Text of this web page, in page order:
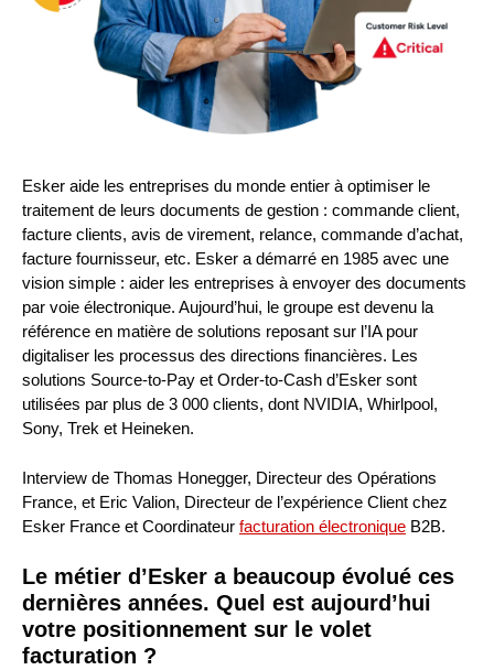
Esker aide les entreprises du monde entier à optimiser le
traitement de leurs documents de gestion : commande client,
facture clients, avis de virement, relance, commande d’achat,
facture fournisseur, etc. Esker a démarré en 1985 avec une
vision simple : aider les entreprises à envoyer des documents
par voie électronique. Aujourd’hui, le groupe est devenu la
référence en matière de solutions reposant sur l’IA pour
digitaliser les processus des directions financières. Les
solutions Source-to-Pay et Order-to-Cash d’Esker sont
utilisées par plus de 3 000 clients, dont NVIDIA, Whirlpool,
Sony, Trek et Heineken.
Interview de Thomas Honegger, Directeur des Opérations
France, et Eric Valion, Directeur de l’expérience Client chez
Esker France et Coordinateur facturation électronique B2B.
Le métier d’Esker a beaucoup évolué ces
dernières années. Quel est aujourd’hui
votre positionnement sur le volet
facturation ?